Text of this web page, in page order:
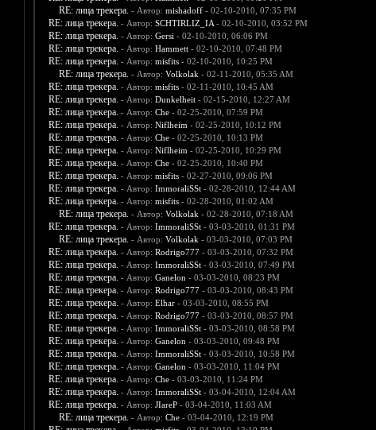
RE: лица трекера. - Автор: mishadoff- 02-10-2010, 07:35 PM
RE: лица трекера. - Автор: SCHTIRLIZ_IA- 02-10-2010, 03:52 PM
RE: лица трекера. - Автор: Gersi - 02-10-2010, 06:06 PM
RE: лица трекера. - Автор: Hammett- 02-10-2010, 07:48 PM
RE: лица трекера. - Автор: misfits- 02-10-2010, 10:25 PM
RE: лица трекера. - Автор: Volkolak - 02-11-2010, 05:35 AM
RE: лица трекера. - Автор: misfits- 02-11-2010, 10:45 AM
RE: лица трекера. - Автор: Dunkelheit- 02-15-2010, 12:27 AM
RE: лица трекера. - Автор: Che- 02-25-2010, 07:59 PM
RE: лица трекера. - Автор: Niflheim - 02-25-2010, 10:12 PM
RE: лица трекера. - Автор: Che- 02-25-2010, 10:13 PM
RE: лица трекера. - Автор: Niflheim - 02-25-2010, 10:29 PM
RE: лица трекера. - Автор: Che- 02-25-2010, 10:40 PM
RE: лица трекера. - Автор: misfits- 02-27-2010, 09:06 PM
RE: лица трекера. - Автор: ImmoraliSSt- 02-28-2010, 12:44 AM
RE: лица трекера. - Автор: misfits- 02-28-2010, 01:02 AM
RE: лица трекера. - Автор: Volkolak - 02-28-2010, 07:18 AM
RE: лица трекера. - Автор: ImmoraliSSt- 03-03-2010, 01:31 PM
RE: лица трекера. - Автор: Volkolak - 03-03-2010, 07:03 PM
RE: лица трекера. - Автор: Rodrigo777- 03-03-2010, 07:32 PM
RE: лица трекера. - Автор: ImmoraliSSt- 03-03-2010, 07:49 PM
RE: лица трекера. - Автор: Ganelon - 03-03-2010, 08:23 PM
RE: лица трекера. - Автор: Rodrigo777- 03-03-2010, 08:43 PM
RE: лица трекера. - Автор: Elhar- 03-03-2010, 08:55 PM
RE: лица трекера. - Автор: Rodrigo777- 03-03-2010, 08:57 PM
RE: лица трекера. - Автор: ImmoraliSSt- 03-03-2010, 08:58 PM
RE: лица трекера. - Автор: Ganelon - 03-03-2010, 09:48 PM
RE: лица трекера. - Автор: ImmoraliSSt- 03-03-2010, 10:58 PM
RE: лица трекера. - Автор: Ganelon - 03-03-2010, 11:04 PM
RE: лица трекера. - Автор: Che- 03-03-2010, 11:24 PM
RE: лица трекера. - Автор: ImmoraliSSt- 03-04-2010, 12:04 AM
RE: лица трекера. - Автор: JIareP- 03-04-2010, 11:03 AM
RE: лица трекера. - Автор: Che- 03-04-2010, 12:19 PM